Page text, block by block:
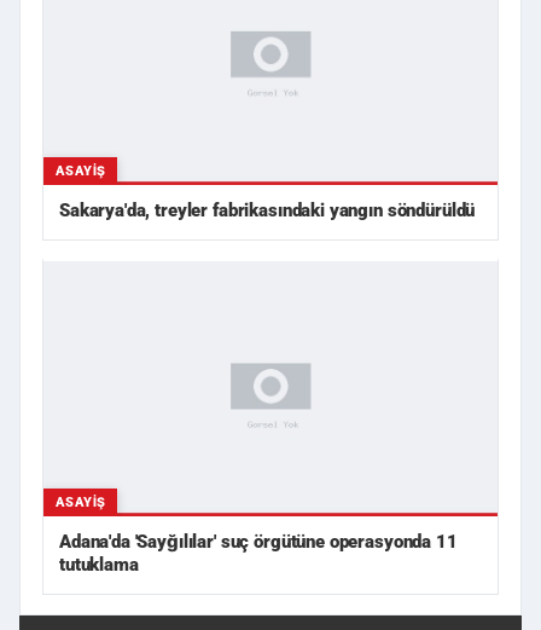
ASAYIŞ
Sakarya'da, treyler fabrikasındaki yangın söndürüldü
ASAYIŞ
Adana'da 'Sayğılılar' suç örgütüne operasyonda 11
tutuklama